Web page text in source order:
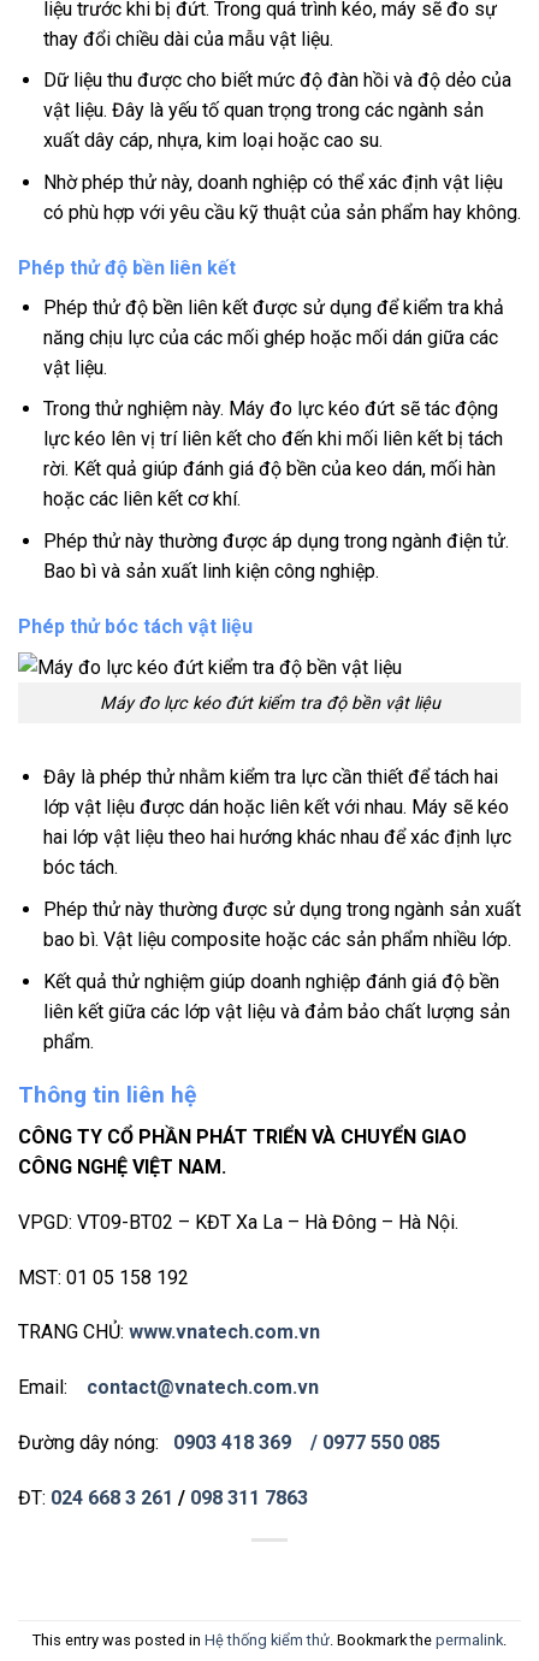
liệu trước khi bị đứt. Trong quá trình kéo, máy sẽ đo sự
thay đổi chiều dài của mẫu vật liệu.
Dữ liệu thu được cho biết mức độ đàn hồi và độ dẻo của
vật liệu. Đây là yếu tố quan trọng trong các ngành sản
xuất dây cáp, nhựa, kim loại hoặc cao su.
Nhờ phép thử này, doanh nghiệp có thể xác định vật liệu
có phù hợp với yêu cầu kỹ thuật của sản phẩm hay không.
Phép thử độ bền liên kết
Phép thử độ bền liên kết được sử dụng để kiểm tra khả
năng chịu lực của các mối ghép hoặc mối dán giữa các
vật liệu.
Trong thử nghiệm này. Máy đo lực kéo đứt sẽ tác động
lực kéo lên vị trí liên kết cho đến khi mối liên kết bị tách
rời. Kết quả giúp đánh giá độ bền của keo dán, mối hàn
hoặc các liên kết cơ khí.
Phép thử này thường được áp dụng trong ngành điện tử.
Bao bì và sản xuất linh kiện công nghiệp.
Phép thử bóc tách vật liệu
Máy đo lực kéo đứt kiểm tra độ bền vật liệu
Đây là phép thử nhằm kiểm tra lực cần thiết để tách hai
lớp vật liệu được dán hoặc liên kết với nhau. Máy sẽ kéo
hai lớp vật liệu theo hai hướng khác nhau để xác định lực
bóc tách.
Phép thử này thường được sử dụng trong ngành sản xuất
bao bì. Vật liệu composite hoặc các sản phẩm nhiều lớp.
Kết quả thử nghiệm giúp doanh nghiệp đánh giá độ bền
liên kết giữa các lớp vật liệu và đảm bảo chất lượng sản
phẩm.
Thông tin liên hệ
CÔNG TY CỔ PHẦN PHÁT TRIỂN VÀ CHUYỂN GIAO
CÔNG NGHỆ VIỆT NAM.
VPGD: VT09-BT02 – KĐT Xa La – Hà Đông – Hà Nội.
MST: 01 05 158 192
TRANG CHỦ: www.vnatech.com.vn
Email: contact@vnatech.com.vn
Đường dây nóng: 0903 418 369 / 0977 550 085
ĐT: 024 668 3 261 / 098 311 7863
This entry was posted in Hệ thống kiểm thử . Bookmark the permalink